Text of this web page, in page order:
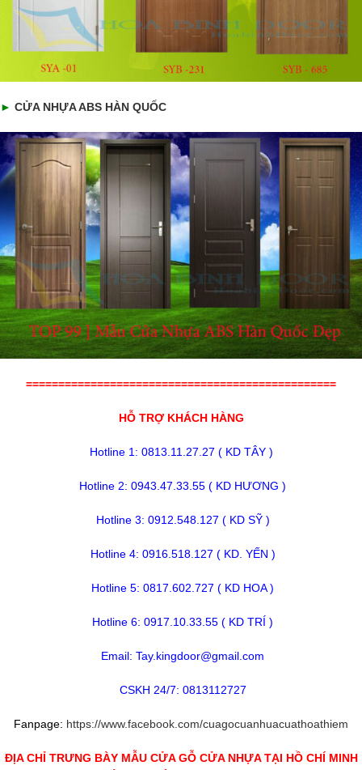
► CỬA NHỰA ABS HÀN QUỐC
================================================
HỖ TRỢ KHÁCH HÀNG
Hotline 1: 0813.11.27.27 ( KD TÂY )
Hotline 2: 0943.47.33.55 ( KD HƯƠNG )
Hotline 3: 0912.548.127 ( KD SỸ )
Hotline 4: 0916.518.127 ( KD. YẾN )
Hotline 5: 0817.602.727 ( KD HOA )
Hotline 6: 0917.10.33.55 ( KD TRÍ )
Email: Tay.kingdoor@gmail.com
CSKH 24/7: 0813112727
Fanpage: https://www.facebook.com/cuagocuanhuacuathoathiem
ĐỊA CHỈ TRƯNG BÀY MẪU CỬA GỖ CỬA NHỰA TẠI HỒ CHÍ MINH